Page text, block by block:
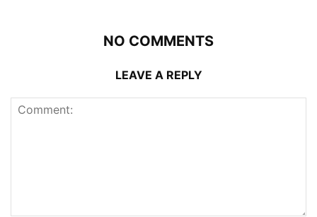
NO COMMENTS
LEAVE A REPLY